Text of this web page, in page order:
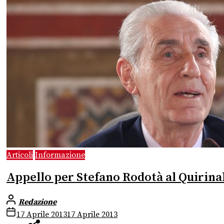
Articoli Informazione
Appello per Stefano Rodotà al
Redazione
17 Aprile 201317 Aprile 2013